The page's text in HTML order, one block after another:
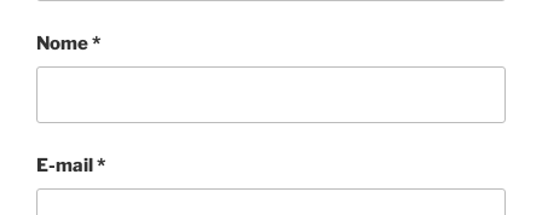
Nome*
E-mail*